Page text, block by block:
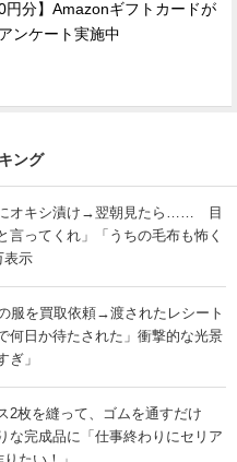
円分】Amazonギフトカードが
ンケート実施中
ング
にオキシ漬け→翌朝見たら…… 目
言ってくれ」「うちの毛布も怖く
表示
服を買取依頼→渡されたレシート
日か待たされた」衝撃的な光景
ぎ」
2枚を縫って、ゴムを通すだけ
完成品に「仕事終わりにセリア